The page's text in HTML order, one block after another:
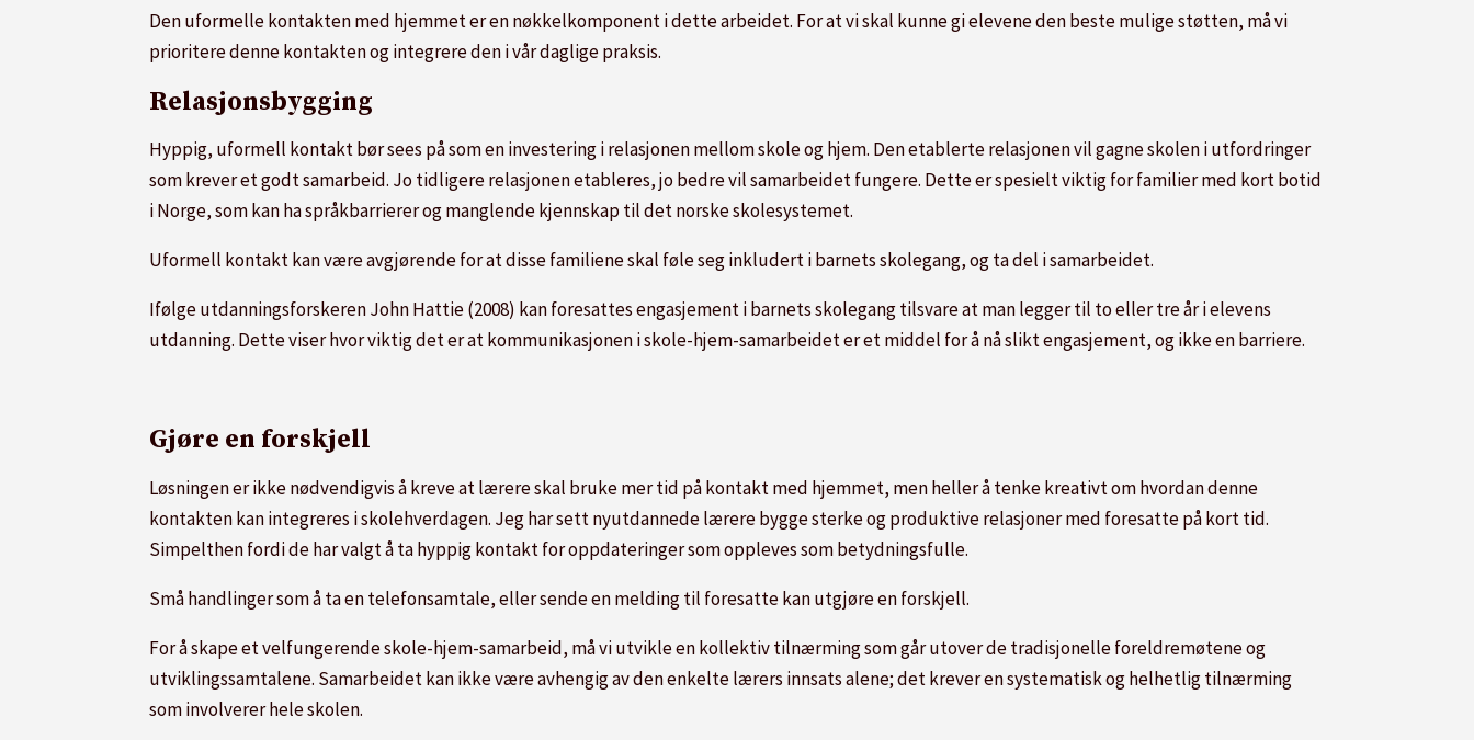
Den uformelle kontakten med hjemmet er en nøkkelkomponent i dette arbeidet. For at vi skal kunne gi elevene den beste mulige støtten, må vi
prioritere denne kontakten og integrere den i vår daglige praksis.
Relasjonsbygging
Hyppig, uformell kontakt bør sees på som en investering i relasjonen mellom skole og hjem. Den etablerte relasjonen vil gagne skolen i utfordringer
som krever et godt samarbeid. Jo tidligere relasjonen etableres, jo bedre vil samarbeidet fungere. Dette er spesielt viktig for familier med kort botid
i Norge, som kan ha språkbarrierer og manglende kjennskap til det norske skolesystemet.
Uformell kontakt kan være avgjørende for at disse familiene skal føle seg inkludert i barnets skolegang, og ta del i samarbeidet.
Ifølge utdanningsforskeren John Hattie (2008) kan foresattes engasjement i barnets skolegang tilsvare at man legger til to eller tre år i elevens
utdanning. Dette viser hvor viktig det er at kommunikasjonen i skole-hjem-samarbeidet er et middel for å nå slikt engasjement, og ikke en barriere.
Gjøre en forskjell
Løsningen er ikke nødvendigvis å kreve at lærere skal bruke mer tid på kontakt med hjemmet, men heller å tenke kreativt om hvordan denne
kontakten kan integreres i skolehverdagen. Jeg har sett nyutdannede lærere bygge sterke og produktive relasjoner med foresatte på kort tid.
Simpelthen fordi de har valgt å ta hyppig kontakt for oppdateringer som oppleves som betydningsfulle.
Små handlinger som å ta en telefonsamtale, eller sende en melding til foresatte kan utgjøre en forskjell.
For å skape et velfungerende skole-hjem-samarbeid, må vi utvikle en kollektiv tilnærming som går utover de tradisjonelle foreldremøtene og
utviklingssamtalene. Samarbeidet kan ikke være avhengig av den enkelte lærers innsats alene; det krever en systematisk og helhetlig tilnærming
som involverer hele skolen.